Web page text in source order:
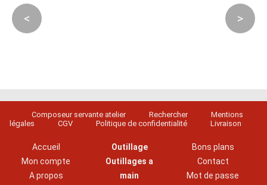
< >
Composeur servante atelier Rechercher
Mentions
légales
CGV Politique de confidentialité Livraison
Accueil
Mon compte
A propos
Outillage
Outillages a
main
Bons plans
Contact
Mot de passe